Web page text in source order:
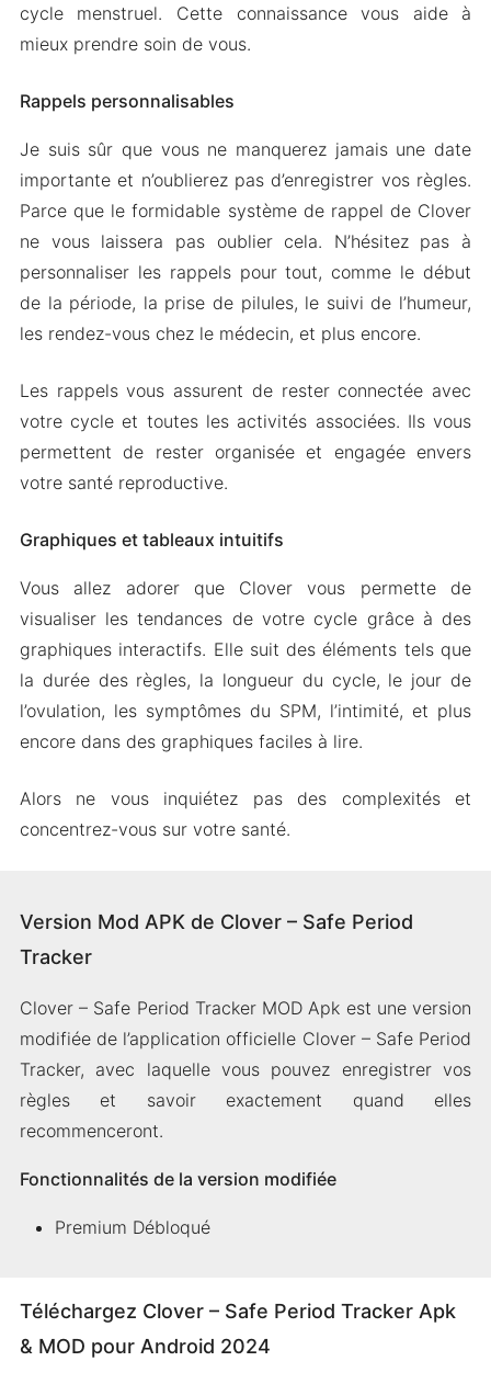
cycle menstruel. Cette connaissance vous aide à
mieux prendre soin de vous.
Rappels personnalisables
Je suis sûr que vous ne manquerez jamais une date
importante et n’oublierez pas d’enregistrer vos règles.
Parce que le formidable système de rappel de Clover
ne vous laissera pas oublier cela. N’hésitez pas à
personnaliser les rappels pour tout, comme le début
de la période, la prise de pilules, le suivi de l’humeur,
les rendez-vous chez le médecin, et plus encore.
Les rappels vous assurent de rester connectée avec
votre cycle et toutes les activités associées. Ils vous
permettent de rester organisée et engagée envers
votre santé reproductive.
Graphiques et tableaux intuitifs
Vous allez adorer que Clover vous permette de
visualiser les tendances de votre cycle grâce à des
graphiques interactifs. Elle suit des éléments tels que
la durée des règles, la longueur du cycle, le jour de
l’ovulation, les symptômes du SPM, l’intimité, et plus
encore dans des graphiques faciles à lire.
Alors ne vous inquiétez pas des complexités et
concentrez-vous sur votre santé.
Version Mod APK de Clover – Safe Period
Tracker
Clover – Safe Period Tracker MOD Apk est une version
modifiée de l’application officielle Clover – Safe Period
Tracker, avec laquelle vous pouvez enregistrer vos
règles et savoir exactement quand elles
recommenceront.
Fonctionnalités de la version modifiée
Premium Débloqué
Téléchargez Clover – Safe Period Tracker Apk
& MOD pour Android 2024